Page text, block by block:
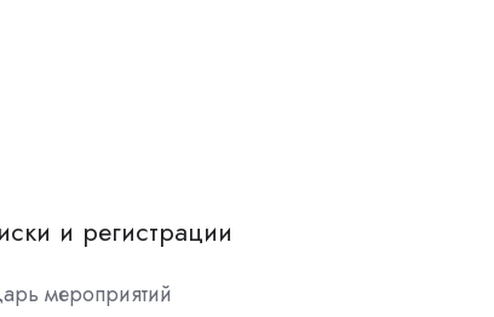
и регистрации
мероприятий